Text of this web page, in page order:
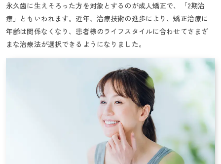
永久歯に生えそろった方を対象とするのが成人矯正で、「2期治
療」ともいわれます。近年、治療技術の進歩により、矯正治療に
年齢は関係なくなり、患者様のライフスタイルに合わせてさまざ
まな治療法が選択できるようになりました。